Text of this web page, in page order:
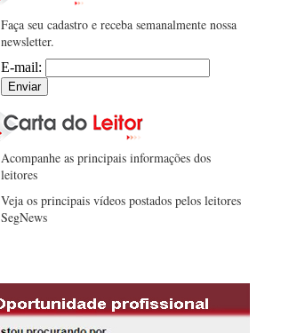
Faça seu cadastro e receba semanalmente nossa
newsletter.
E-mail:
Acompanhe as principais informações dos
leitores
Veja os principais vídeos postados pelos leitores
SegNews